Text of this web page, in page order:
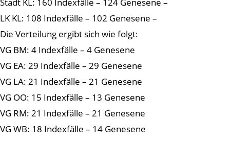
LK KL: 108 Indexfälle – 102 Genesene –
Die Verteilung ergibt sich wie folgt:
VG BM: 4 Indexfälle – 4 Genesene
VG EA: 29 Indexfälle – 29 Genesene
VG LA: 21 Indexfälle – 21 Genesene
VG OO: 15 Indexfälle – 13 Genesene
VG RM: 21 Indexfälle – 21 Genesene
VG WB: 18 Indexfälle – 14 Genesene